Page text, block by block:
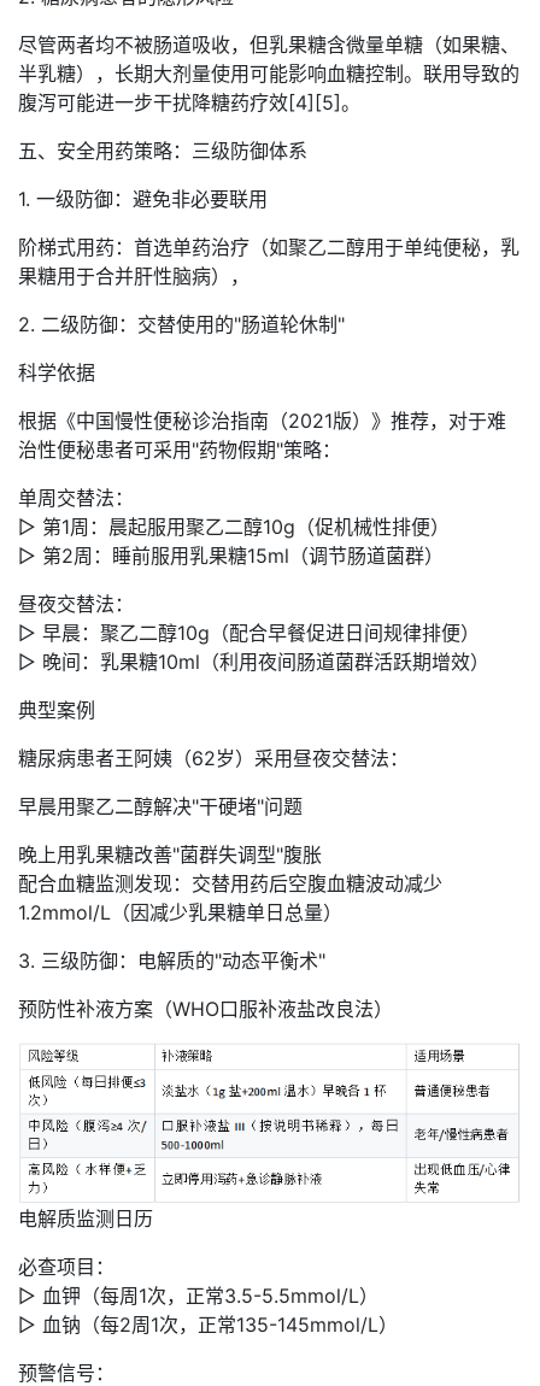
尽管两者均不被肠道吸收，但乳果糖含微量单糖（如果糖、
半乳糖），长期大剂量使用可能影响血糖控制。联用导致的
腹泻可能进一步干扰降糖药疗效[4][5]。
五、安全用药策略：三级防御体系
1. 一级防御：避免非必要联用
阶梯式用药：首选单药治疗（如聚乙二醇用于单纯便秘，乳
果糖用于合并肝性脑病），
2. 二级防御：交替使用的"肠道轮休制"
科学依据
根据《中国慢性便秘诊治指南（2021版）》推荐，对于难
治性便秘患者可采用"药物假期"策略：
单周交替法：
▷ 第1周：晨起服用聚乙二醇10g（促机械性排便）
▷ 第2周：睡前服用乳果糖15ml（调节肠道菌群）
昼夜交替法：
▷ 早晨：聚乙二醇10g（配合早餐促进日间规律排便）
▷ 晚间：乳果糖10ml（利用夜间肠道菌群活跃期增效）
典型案例
糖尿病患者王阿姨（62岁）采用昼夜交替法：
早晨用聚乙二醇解决"干硬堵"问题
晚上用乳果糖改善"菌群失调型"腹胀
配合血糖监测发现：交替用药后空腹血糖波动减少
1.2mmol/L（因减少乳果糖单日总量）
3. 三级防御：电解质的"动态平衡术"
预防性补液方案（WHO口服补液盐改良法）
电解质监测日历
必查项目：
▷ 血钾（每周1次，正常3.5-5.5mmol/L）
▷ 血钠（每2周1次，正常135-145mmol/L）
预警信号：